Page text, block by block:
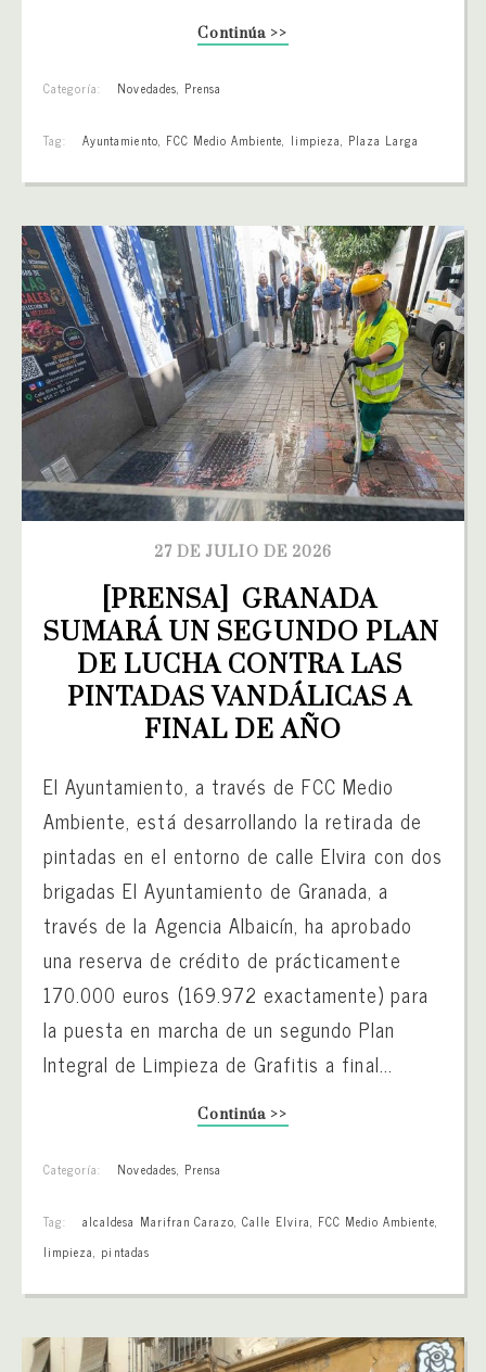
Continúa >>
Categoría: Novedades, Prensa
Tag: Ayuntamiento, FCC Medio Ambiente, limpieza, Plaza Larga
27 DE JULIO DE 2026
[PRENSA]  GRANADA
SUMARÁ UN SEGUNDO PLAN
DE LUCHA CONTRA LAS
PINTADAS VANDÁLICAS A
FINAL DE AÑO
El Ayuntamiento, a través de FCC Medio
Ambiente, está desarrollando la retirada de
pintadas en el entorno de calle Elvira con dos
brigadas El Ayuntamiento de Granada, a
través de la Agencia Albaicín, ha aprobado
una reserva de crédito de prácticamente
170.000 euros (169.972 exactamente) para
la puesta en marcha de un segundo Plan
Integral de Limpieza de Grafitis a final...
Continúa >>
Categoría: Novedades, Prensa
Tag: alcaldesa Marifran Carazo,Calle Elvira, FCC Medio Ambiente,
limpieza, pintadas